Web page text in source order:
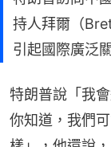
持人拜爾（
引起國際廣泛
特朗普說「我
你知道，我們